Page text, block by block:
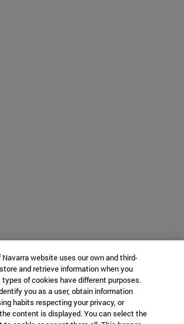
website uses our own and third-
and retrieve information when you
of cookies have different purposes.
you as a user, obtain information
habits respecting your privacy, or
content is displayed. You can select the